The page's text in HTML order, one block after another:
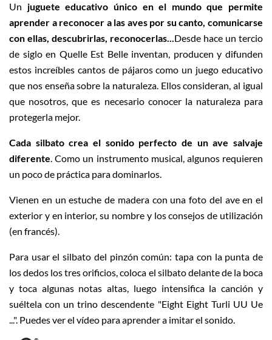
Un juguete educativo único en el mundo que permite
aprender a reconocer a las aves por su canto, comunicarse
con ellas, descubrirlas, reconocerlas...Desde hace un tercio
de siglo en Quelle Est Belle inventan, producen y difunden
estos increíbles cantos de pájaros como un juego educativo
que nos enseña sobre la naturaleza. Ellos consideran, al igual
que nosotros, que es necesario conocer la naturaleza para
protegerla mejor.
Cada silbato crea el sonido perfecto de un ave salvaje
diferente. Como un instrumento musical, algunos requieren
un poco de práctica para dominarlos.
Vienen en un estuche de madera con una foto del ave en el
exterior y en interior, su nombre y los consejos de utilización
(en francés).
Para usar el silbato del pinzón común: tapa con la punta de
los dedos los tres orificios,coloca el silbato delante de la boca
y toca algunas notas altas, luego intensifica la canción y
suéltela con un trino descendente "Eight Eight Turli UU Ue
...". Puedes ver el vídeo para aprender a imitar el sonido.